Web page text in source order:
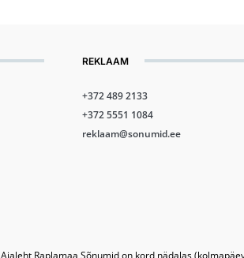
REKLAAM
+372 489 2133
+372 5551 1084
reklaam@sonumid.ee
Ajaleht Raplamaa Sõnumid on kord nädalas